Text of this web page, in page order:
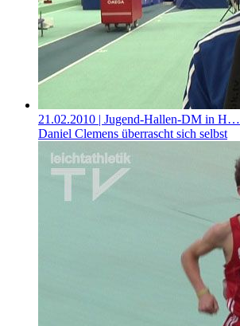
21.02.2010 | Jugend-Hallen-DM in H…
Daniel Clemens überrascht sich selbst